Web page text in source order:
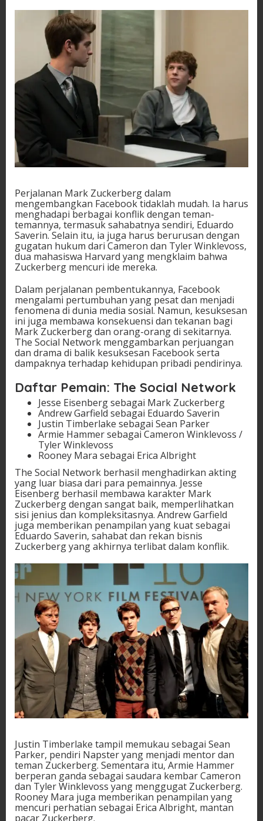
Perjalanan Mark Zuckerberg dalam
mengembangkan Facebook tidaklah mudah. Ia harus
menghadapi berbagai konflik dengan teman-
temannya, termasuk sahabatnya sendiri, Eduardo
Saverin. Selain itu, ia juga harus berurusan dengan
gugatan hukum dari Cameron dan Tyler Winklevoss,
dua mahasiswa Harvard yang mengklaim bahwa
Zuckerberg mencuri ide mereka.
Dalam perjalanan pembentukannya, Facebook
mengalami pertumbuhan yang pesat dan menjadi
fenomena di dunia media sosial. Namun, kesuksesan
ini juga membawa konsekuensi dan tekanan bagi
Mark Zuckerberg dan orang-orang di sekitarnya.
The Social Network menggambarkan perjuangan
dan drama di balik kesuksesan Facebook serta
dampaknya terhadap kehidupan pribadi pendirinya.
Daftar Pemain: The Social Network
Jesse Eisenberg sebagai Mark Zuckerberg
Andrew Garfield sebagai Eduardo Saverin
Justin Timberlake sebagai Sean Parker
Armie Hammer sebagai Cameron Winklevoss /
Tyler Winklevoss
Rooney Mara sebagai Erica Albright
The Social Network berhasil menghadirkan akting
yang luar biasa dari para pemainnya. Jesse
Eisenberg berhasil membawa karakter Mark
Zuckerberg dengan sangat baik, memperlihatkan
sisi jenius dan kompleksitasnya. Andrew Garfield
juga memberikan penampilan yang kuat sebagai
Eduardo Saverin, sahabat dan rekan bisnis
Zuckerberg yang akhirnya terlibat dalam konflik.
Justin Timberlake tampil memukau sebagai Sean
Parker, pendiri Napster yang menjadi mentor dan
teman Zuckerberg. Sementara itu, Armie Hammer
berperan ganda sebagai saudara kembar Cameron
dan Tyler Winklevoss yang menggugat Zuckerberg.
Rooney Mara juga memberikan penampilan yang
mencuri perhatian sebagai Erica Albright, mantan
pacar Zuckerberg.